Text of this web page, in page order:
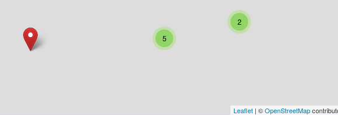
2
5
Leaflet | ©OpenStreetMap